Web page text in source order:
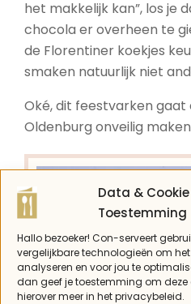
Data & Cookie
Toestemming
Hallo bezoeker! Con-serveert
vergelijkbare technologieën om
analyseren en voor jou te
dan geef je toestemming om deze
hierover meer in het privacybeleid.
het makkelijk kan”, los je
chocola er overheen te
de Florentiner koekjes
smaken natuurlijk niet
Oké, dit feestvarken gaat
Oldenburg onveilig